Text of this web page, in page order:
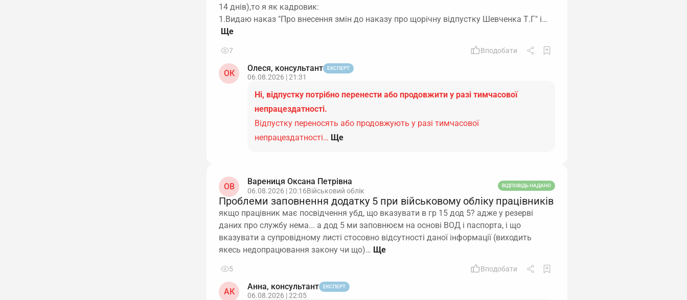
14 днів),то я як кадровик:
1.Видаю наказ "Про внесення змін до наказу про щорічну відпустку Шевченка Т.Г" і…
7 Вподобати
ОК
Олеся, консультант ЕКСПЕРТ
06.08.2026 | 21:31
Ні, відпустку потрібно перенести або продовжити у разі тимчасової
непрацездатності.
Відпустку переносять або продовжують у разі тимчасової
непрацездатності… Ще
ОВ
Варениця Оксана Петрівна
06.08.2026 | 20:16Військовий облік
ВІДПОВІДЬ НАДАНО
Проблеми заповнення додатку 5 при військовому обліку працівників
якщо працівник має посвідчення убд, що вказувати в гр 15 дод 5? адже у резерві
даних про службу нема... а дод 5 ми заповнюєм на основі ВОД і паспорта, і що
вказувати а супровідному листі стосовно відсутності даної інформації (виходить
якесь недопрацювання закону чи що)…
5 Вподобати
АК
Анна, консультант ЕКСПЕРТ
06.08.2026 | 22:05